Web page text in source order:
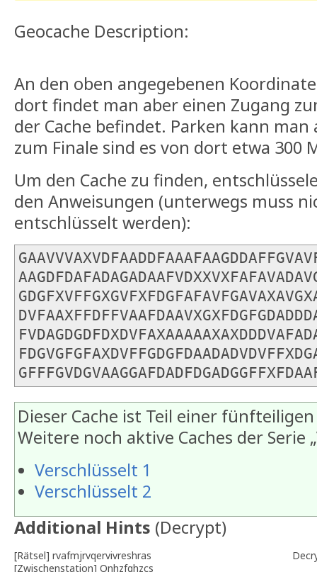
Geocache Description:
An den oben angegebenen
dort findet man aber einen Zugang
der Cache befindet. Parken kann
zum Finale sind es von dort etwa 300
Um den Cache zu finden,
den Anweisungen (unterwegs muss
entschlüsselt werden):
Dieser Cache ist Teil einer fünfteiligen
Weitere noch aktive Caches der Serie
Verschlüsselt 1
Verschlüsselt 2
Additional Hints (Decrypt)
[Rätsel] rvafmjrvqervivreshras
[Zwischenstation] Onhzfghzcs